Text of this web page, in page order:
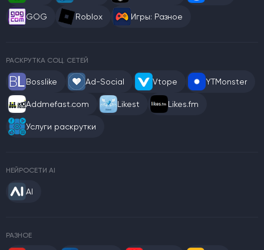
GOG Roblox Игры: Разное
РАСКРУТКА СОЦ. СЕТЕЙ
Bosslike Ad-Social Vtope YTMonster
Addmefast.com Likest Likes.fm
Услуги раскрутки
НЕЙРОСЕТИ AI
AI
РАЗНОЕ